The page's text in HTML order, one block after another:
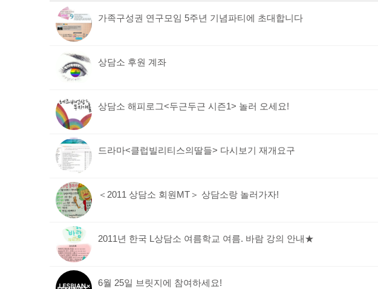
가족구성권 연구모임 5주년 기념파티에 초대합니다
상담소 후원 계좌
상담소 해피로그<두근두근 시즌1> 놀러 오세요!
드라마<클럽빌리티스의딸들> 다시보기 재개요구
＜2011 상담소 회원MT＞ 상담소랑 놀러가자!
2011년 한국 L상담소 여름학교 여름. 바람 강의 안내★
6월 25일 브릿지에 참여하세요!